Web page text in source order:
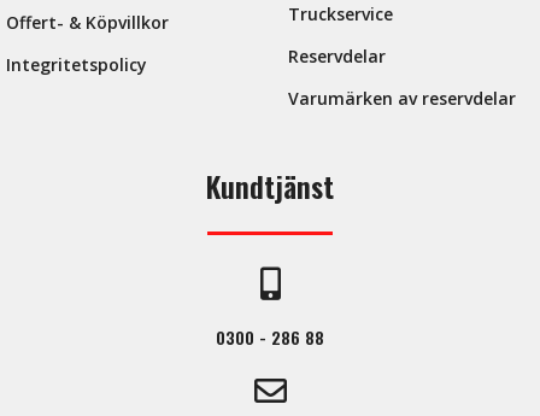
Offert- & Köpvillkor
Integritetspolicy
Truckservice
Reservdelar
Varumärken av reservdelar
Kundtjänst
0300 - 286 88
Prata med våra säljare!
Du är också välkommen att ringa oss så hjälper vi dig
vidare!
0300 – 286 88
Marcus